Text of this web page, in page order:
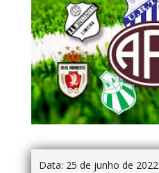
Data: 25 de junho de 2022